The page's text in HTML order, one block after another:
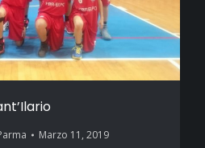
Marzo 11, 2019